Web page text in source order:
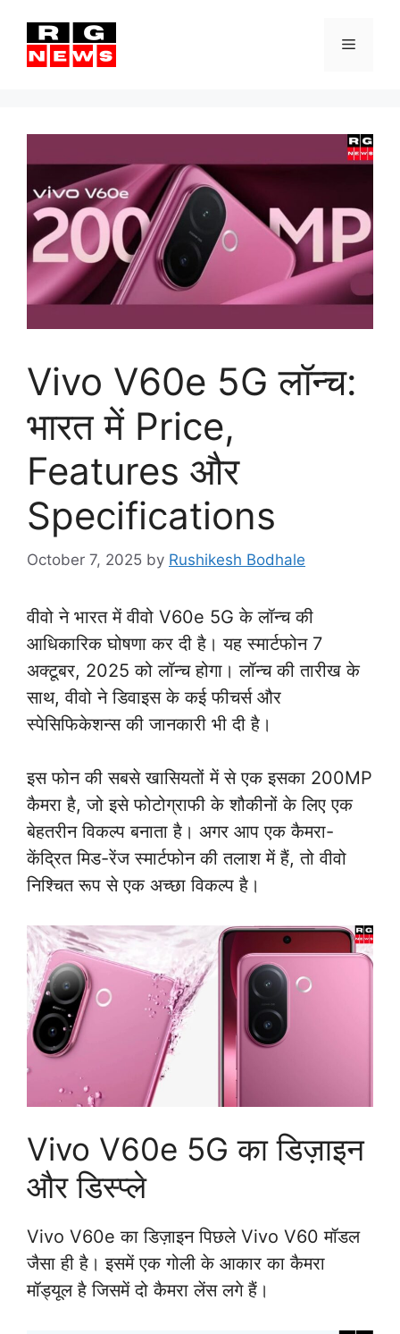
content
Menu
Vivo V60e 5G लॉन्च:
भारत में Price,
Features और
Specifications
October 7, 2025 by Rushikesh Bodhale
वीवो ने भारत में वीवो V60e 5G के लॉन्च की
आधिकारिक घोषणा कर दी है। यह स्मार्टफोन 7
अक्टूबर, 2025 को लॉन्च होगा। लॉन्च की तारीख के
साथ, वीवो ने डिवाइस के कई फीचर्स और
स्पेसिफिकेशन्स की जानकारी भी दी है।
इस फोन की सबसे खासियतों में से एक इसका 200MP
कैमरा है, जो इसे फोटोग्राफी के शौकीनों के लिए एक
बेहतरीन विकल्प बनाता है। अगर आप एक कैमरा-
केंद्रित मिड-रेंज स्मार्टफोन की तलाश में हैं, तो वीवो
निश्चित रूप से एक अच्छा विकल्प है।
Vivo V60e 5G का डिज़ाइन
और डिस्प्ले
Vivo V60e का डिज़ाइन पिछले Vivo V60 मॉडल
जैसा ही है। इसमें एक गोली के आकार का कैमरा
मॉड्यूल है जिसमें दो कैमरा लेंस लगे हैं।